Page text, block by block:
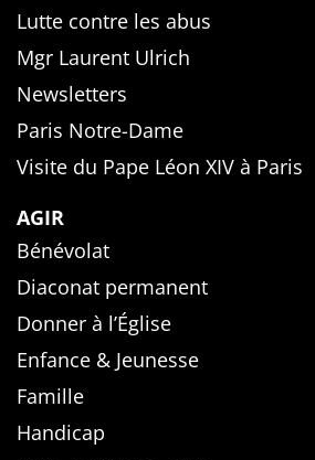
Lutte contre les abus
Mgr Laurent Ulrich
Newsletters
Paris Notre-Dame
Visite du Pape Léon XIV à Paris
AGIR
Bénévolat
Diaconat permanent
Donner à l’Église
Enfance & Jeunesse
Famille
Handicap